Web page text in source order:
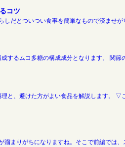
コツ
だとついつい食事を簡単なもので済ませ
するムコ多糖の構成成分となります。 関
と、避けた方がよい食品を解説します
まりがちになりますね。そこで前編で